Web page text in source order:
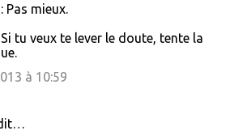
Pas mieux.
tu veux te lever le doute, tente la
à 10:59